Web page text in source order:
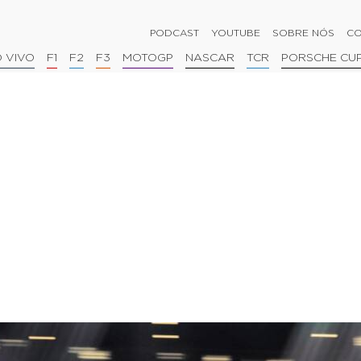
PODCAST YOUTUBE SOBRE NÓS
VIVO F1 F2 F3 MOTOGP NASCAR TCR PORSCHE